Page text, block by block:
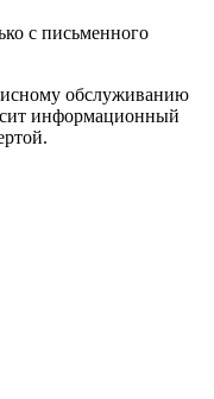
с письменного
обслуживанию
информационный